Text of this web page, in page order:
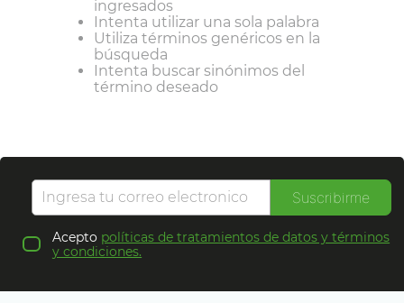
ingresados
Intenta utilizar una sola palabra
Utiliza términos genéricos en la
búsqueda
Intenta buscar sinónimos del
término deseado
Suscribirme
Acepto políticas de tratamientos de datos y términos
y condiciones.